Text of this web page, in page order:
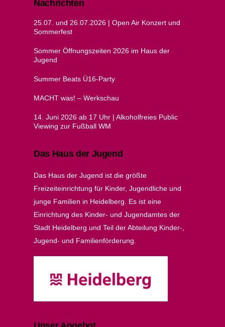
Nachrichten
25.07. und 26.07.2026 | Open Air Konzert und
Sommerfest
Sommer Öffnungszeiten 2026 im Haus der
Jugend
Summer Beats Ü16-Party
MACHT was! – Werkschau
14. Juni 2026 ab 17 Uhr | Alkoholfreies Public
Viewing zur Fußball WM
Das Haus der Jugend
Das Haus der Jugend ist die größte
Freizeiteinrichtung für Kinder, Jugendliche und
junge Familien in Heidelberg. Es ist eine
Einrichtung des Kinder- und Jugendamtes der
Stadt Heidelberg und Teil der Abteilung Kinder-,
Jugend- und Familienförderung.